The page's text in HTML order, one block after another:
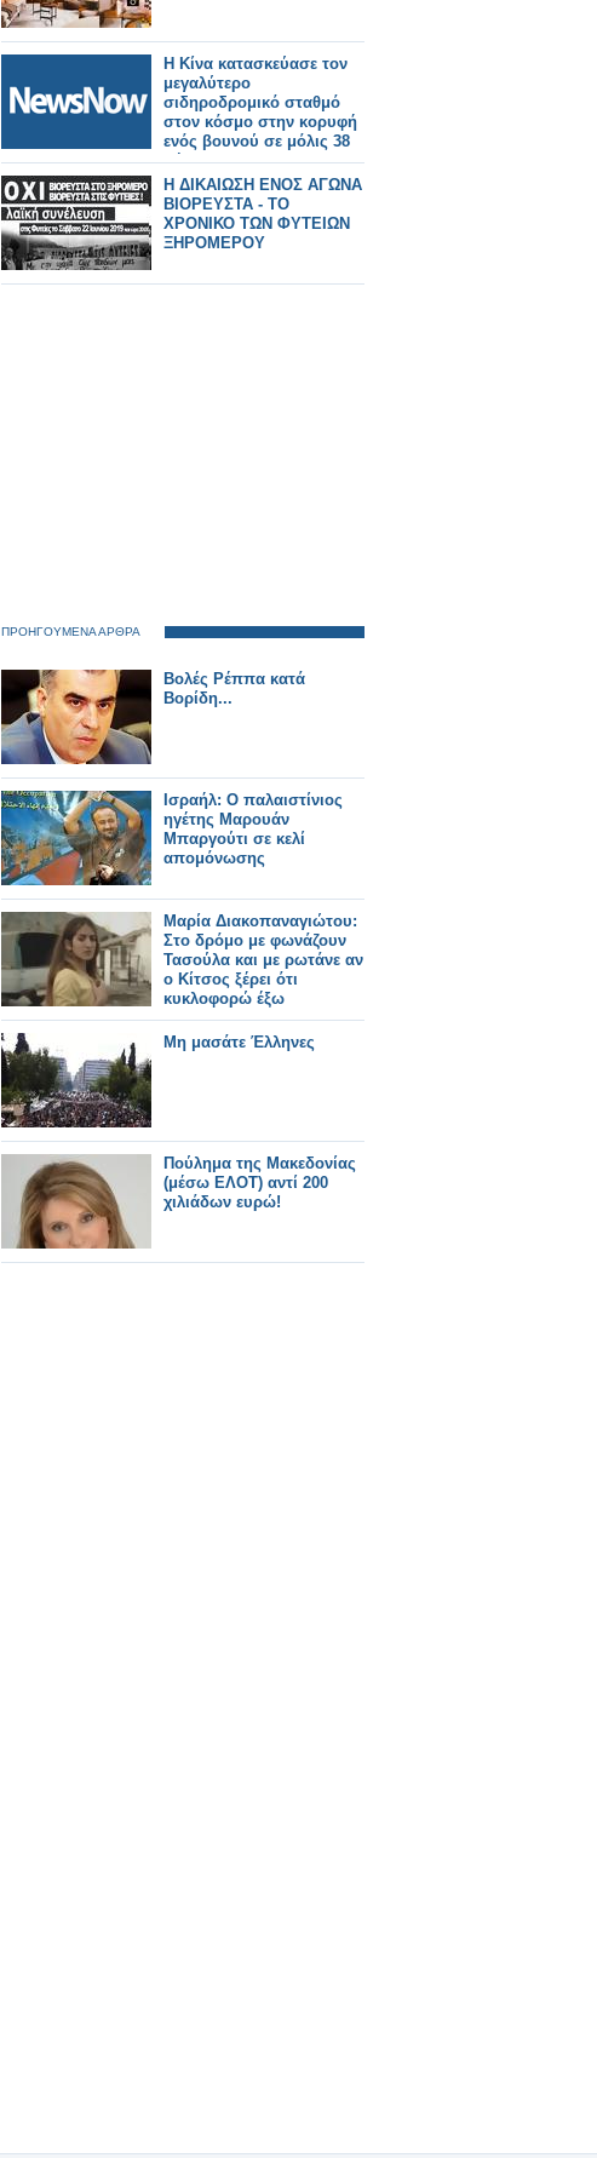
Η Κίνα κατασκεύασε τον
μεγαλύτερο
σιδηροδρομικό σταθμό
στον κόσμο στην κορυφή
ενός βουνού σε μόλις 38
μήνες!
Η ΔΙΚΑΙΩΣΗ ΕΝΟΣ ΑΓΩΝΑ
ΒΙΟΡΕΥΣΤΑ - ΤΟ
ΧΡΟΝΙΚΟ ΤΩΝ ΦΥΤΕΙΩΝ
ΞΗΡΟΜΕΡΟΥ
ΠΡΟΗΓΟΥΜΕΝΑ ΑΡΘΡΑ
Βολές Ρέππα κατά
Βορίδη...
Ισραήλ: Ο παλαιστίνιος
ηγέτης Μαρουάν
Μπαργούτι σε κελί
απομόνωσης
Μαρία Διακοπαναγιώτου:
Στο δρόμο με φωνάζουν
Τασούλα και με ρωτάνε αν
ο Κίτσος ξέρει ότι
κυκλοφορώ έξω
Μη μασάτε Έλληνες
Πούλημα της Μακεδονίας
(μέσω ΕΛΟΤ) αντί 200
χιλιάδων ευρώ!